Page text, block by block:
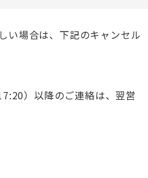
い場合は、下記のキャンセル
）以降のご連絡は、翌営